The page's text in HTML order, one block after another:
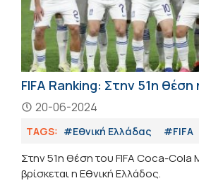
FIFA Ranking: Στην 51η
20-06-2024
TAGS: #Εθνική Ελλάδας #FIFA
Στην 51η θέση του FIFA Coca-Cola
βρίσκεται η Εθνική Ελλάδος.